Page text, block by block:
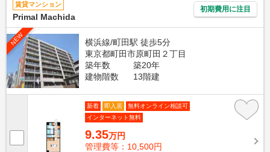
賃貸マンション
Primal Machida
初期費用に注目
NEW
横浜線/町田駅 徒歩5分
東京都町田市原町田２丁目
築年数
築20年
建物階数
13階建
新着 即入居
無料オンライン相談可
インターネット無料
9.35万円
管理費等：10,500円